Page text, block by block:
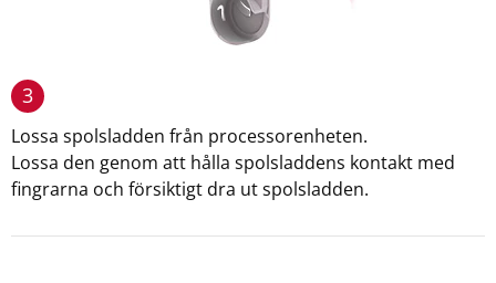
3
Lossa spolsladden från processorenheten.
Lossa den genom att hålla spolsladdens kontakt med
fingrarna och försiktigt dra ut spolsladden.